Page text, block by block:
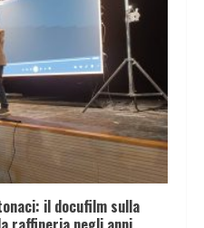
il docufilm sulla